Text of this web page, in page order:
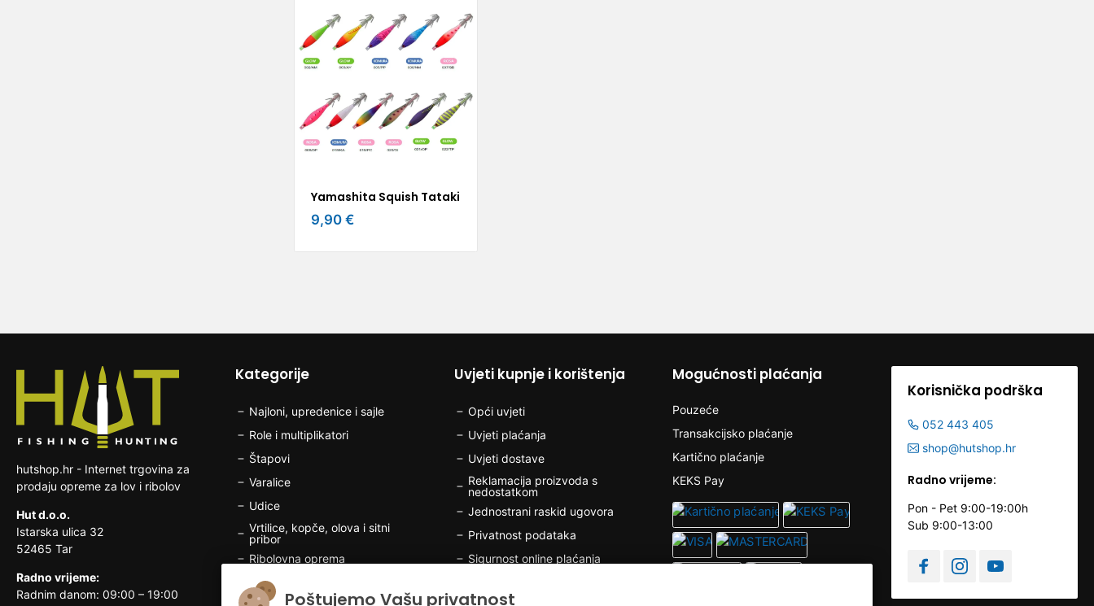
Poštujemo Vašu privatnost
Yamashita Squish Tataki
9,90 €
hutshop.hr - Internet trgovina za
prodaju opreme za lov i ribolov
Hut d.o.o.
Istarska ulica 32
52465 Tar
Radno vrijeme:
Radnim danom: 09:00 – 19:00
Kategorije
Najloni, upredenice i sajle
Role i multiplikatori
Štapovi
Varalice
Udice
Vrtilice, kopče, olova i sitni
pribor
Ribolovna oprema
Brodska elektronika
Uvjeti kupnje i korištenja
Opći uvjeti
Uvjeti plaćanja
Uvjeti dostave
Reklamacija proizvoda s
nedostatkom
Jednostrani raskid ugovora
Privatnost podataka
Sigurnost online plaćanja
Mogućnosti plaćanja
Pouzeće
Transakcijsko plaćanje
Kartično plaćanje
KEKS Pay
Korisnička podrška
052 443 405
shop@hutshop.hr
Radno vrijeme:
Pon - Pet 9:00-19:00h
Sub 9:00-13:00